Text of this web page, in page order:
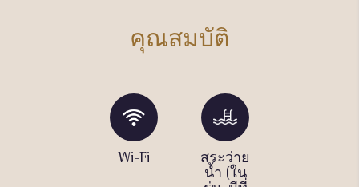
คุณสมบัติ
Wi-Fi
สระว่าย
น้ำ (ใน